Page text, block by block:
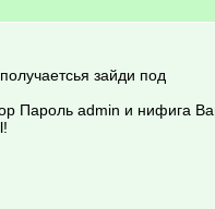
зайди под
Пароль admin и нифига